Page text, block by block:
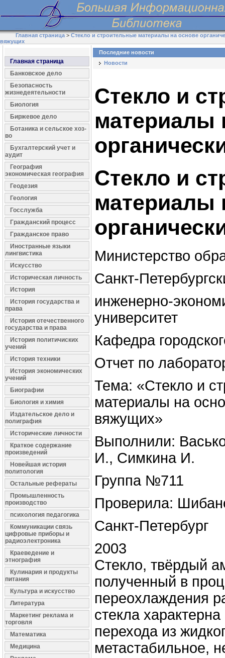
Главная страница>Стекло и строительные материалы на основе
вяжущих
Главная страница
Банковское дело
Безопасность
жизнедеятельности
Биология
Биржевое дело
Ботаника и сельское хоз-
во
Бухгалтерский учет и
аудит
География
экономическая география
Геодезия
Геология
Госслужба
Гражданский процесс
Гражданское право
Иностранные языки
лингвистика
Искусство
Историческая личность
История
История государства и
права
История отечественного
государства и права
История политичиских
учений
История техники
История экономических
учений
Биографии
Биология и химия
Издательское дело и
полиграфия
Исторические личности
Краткое содержание
произведений
Новейшая история
политология
Остальные рефераты
Промышленность
производство
психология педагогика
Коммуникации связь
цифровые приборы и
радиоэлектроника
Краеведение и
этнография
Кулинария и продукты
питания
Культура и искусство
Литература
Маркетинг реклама и
торговля
Математика
Медицина
Последние новости
Новости
Стекло и
материалы
Стекло и
материалы
Министерство
Санкт-
инженерно-
университет
Кафедра
Отчет по
Тема: «Стекло и
материалы на
вяжущих»
Выполнили:
И., Симкина И.
Группа №711
Проверила:
Санкт-Петербург
2003
Стекло, твёрдый
полученный в
переохлаждения
стекла
перехода из
метастабильное,